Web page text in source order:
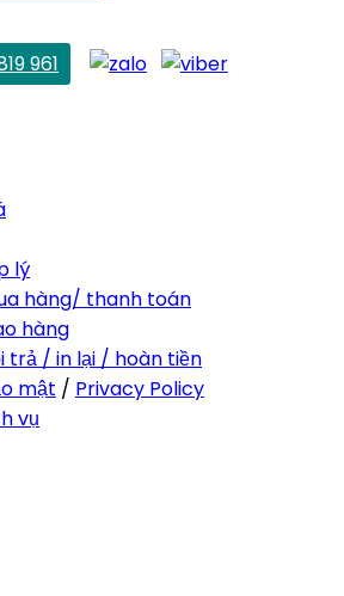
961
lý
hàng/ thanh toán
hàng
trả / in lại / hoàn tiền
mật / Privacy Policy
vụ